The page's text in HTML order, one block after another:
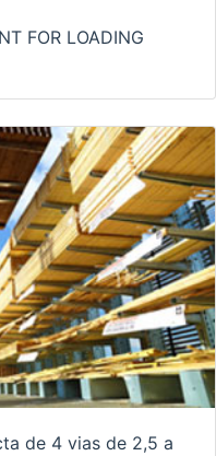
FOR LOADING
de 4 vias de 2,5 a